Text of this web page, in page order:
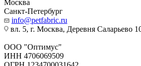
Москва
Санкт-Петербург
info@petfabric.ru
вл. 5, г. Москва, Деревня Саларьево
ООО "Оптимус"
ИНН 4706069509